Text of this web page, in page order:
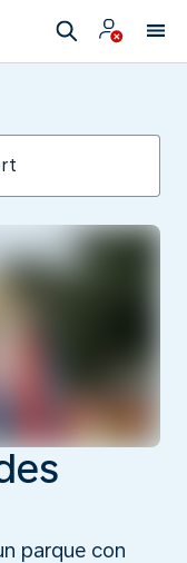
parque con